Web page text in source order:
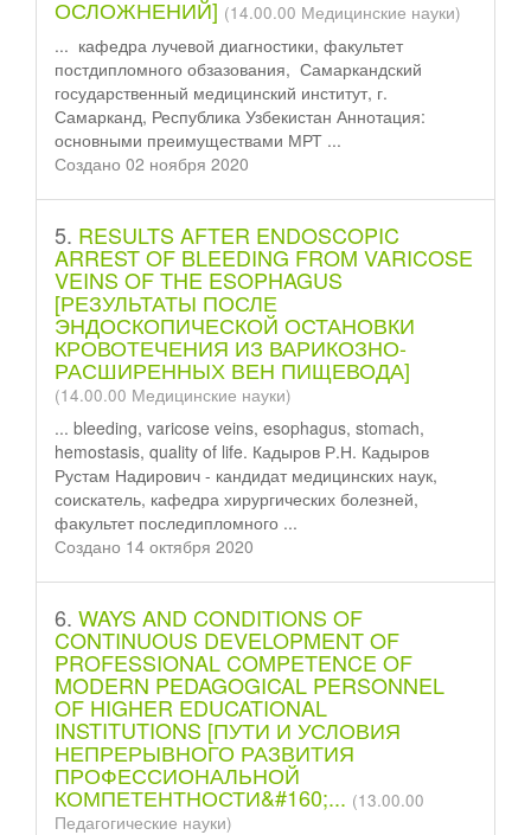
ОСЛОЖНЕНИЙ] (14.00.00 Медицинские науки)
... кафедра лучевой диагностики, факультет
постдипломного обзазования, Самаркандский
государственный медицинский институт, г.
Самарканд, Республика Узбекистан Аннотация:
основными преимуществами МРТ ...
Создано 02 ноября 2020
5. RESULTS AFTER ENDOSCOPIC
ARREST OF BLEEDING FROM VARICOSE
VEINS OF THE ESOPHAGUS
[РЕЗУЛЬТАТЫ ПОСЛЕ
ЭНДОСКОПИЧЕСКОЙ ОСТАНОВКИ
КРОВОТЕЧЕНИЯ ИЗ ВАРИКОЗНО-
РАСШИРЕННЫХ ВЕН ПИЩЕВОДА]
(14.00.00 Медицинские науки)
... bleeding, varicose veins, esophagus, stomach,
hemostasis, quality of life. Кадыров Р.Н. Кадыров
Рустам Надирович - кандидат медицинских наук,
соискатель, кафедра хирургических болезней,
факультет последипломного ...
Создано 14 октября 2020
6. WAYS AND CONDITIONS OF
CONTINUOUS DEVELOPMENT OF
PROFESSIONAL COMPETENCE OF
MODERN PEDAGOGICAL PERSONNEL
OF HIGHER EDUCATIONAL
INSTITUTIONS [ПУТИ И УСЛОВИЯ
НЕПРЕРЫВНОГО РАЗВИТИЯ
ПРОФЕССИОНАЛЬНОЙ
КОМПЕТЕНТНОСТИ&#160;... (13.00.00
Педагогические науки)